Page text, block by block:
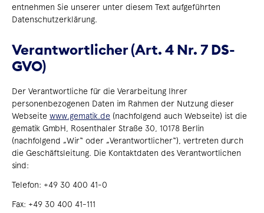
Newsletter
Audio- und
Bewerbung
Google Fonts
Soziale Medien
Hosting technology
Ihre Rechte
entnehmen Sie unserer unter diesem Text aufgeführten
Datenschutzerklärung.
Verantwortlicher (Art. 4 Nr. 7 DS-
GVO)
Der Verantwortliche für die Verarbeitung Ihrer
personenbezogenen Daten im Rahmen der Nutzung dieser
Webseite www.gematik.de (nachfolgend auch Webseite) ist die
gematik GmbH, Rosenthaler Straße 30, 10178 Berlin
(nachfolgend „Wir“ oder „Verantwortlicher“), vertreten durch
die Geschäftsleitung. Die Kontaktdaten des Verantwortlichen
sind:
Telefon: +49 30 400 41-0
Fax: +49 30 400 41-111